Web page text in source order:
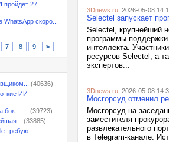
пройдёт 27
скоро...
7 8 9 >
(40636)
ИИ-
бок —...
(39723)
(33885)
требуют...
3Dnews.ru , 2026-05-08
Selectel запускает
Selectel, крупнейший
программы
интеллекта.
ресурсов Selectel, а
экспертов...
3Dnews.ru , 2026-05-08
Мосгорсуд отменил
Мосгорсуд на
заместителя
развлекательного
в Telegram-канале.